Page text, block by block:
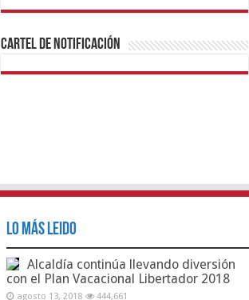
1xbetBetturkeyBetistKralbetSupertotobetTipobet
https://mvbcasino.com/
Cartel de Notificación
Lo Más Leido
Alcaldía continúa llevando diversión
con el Plan Vacacional Libertador 2018
agosto 13, 2018 444,661